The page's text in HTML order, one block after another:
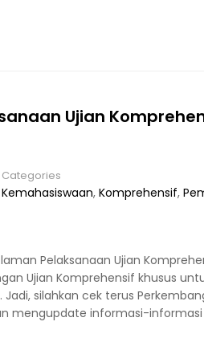
Ujian
Categories
Kemahasiswaan, Komprehensif,
Pelaksanaan Ujian
Ujian Komprehensif khusus
Jadi, silahkan cek terus
mengupdate informasi-informasi